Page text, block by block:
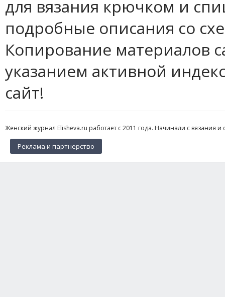
для вязания крючком и
подробные описания со
Копирование материалов
указанием активной
сайт!
Женский журнал Elisheva.ru работает с 2011 года. Начинали с вязания
Реклама и партнерство